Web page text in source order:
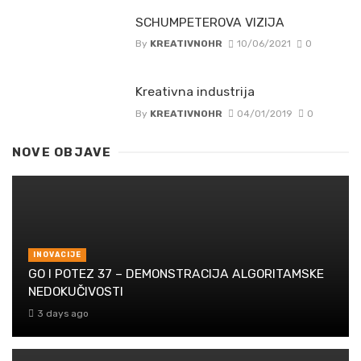
SCHUMPETEROVA VIZIJA
By KREATIVNOHR 10/06/2021 0
Kreativna industrija
By KREATIVNOHR 04/01/2019 0
NOVE OBJAVE
INOVACIJE
GO I POTEZ 37 – DEMONSTRACIJA ALGORITAMSKE
NEDOKUČIVOSTI
3 days ago